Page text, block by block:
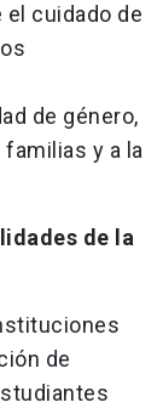
cuidado de
de género,
y a la
de la
de